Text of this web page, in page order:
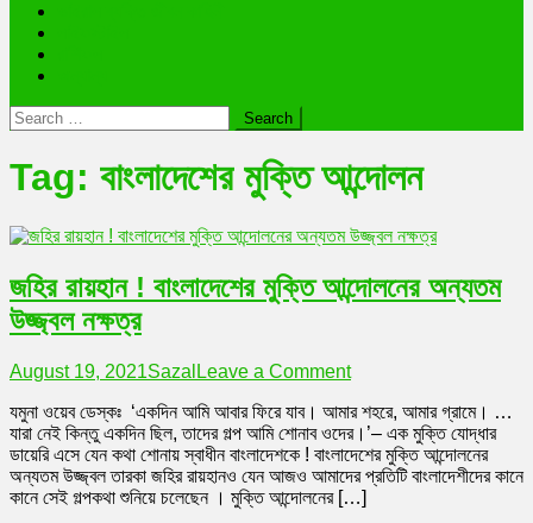
Search
for:
Tag: বাংলাদেশের মুক্তি আন্দোলন
জহির রায়হান ! বাংলাদেশের মুক্তি আন্দোলনের অন্যতম
উজ্জ্বল নক্ষত্র
August 19, 2021Sazal Leave a Commenton
রায়হান
!
বাংলাদেশের
মুক্তি
আন্দোলনের
যমুনা ওয়েব ডেস্কঃ ‘একদিন আমি আবার ফিরে যাব। আমার শহরে, আমার গ্রামে। …
যারা নেই কিন্তু একদিন ছিল, তাদের গল্প আমি শোনাব ওদের।’– এক মুক্তি যোদ্ধার
ডায়েরি এসে যেন কথা শোনায় স্বাধীন বাংলাদেশকে ! বাংলাদেশের মুক্তি আন্দোলনের
অন্যতম উজ্জ্বল তারকা জহির রায়হানও যেন আজও আমাদের প্রতিটি বাংলাদেশীদের কানে
কানে সেই গল্পকথা শুনিয়ে চলেছেন । মুক্তি আন্দোলনের […]